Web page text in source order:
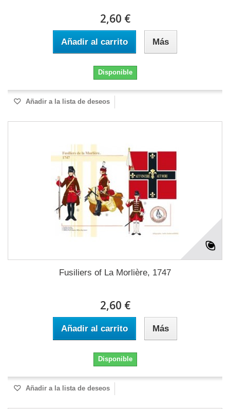
2,60 €
Añadir al carrito Más
Disponible
Añadir a la lista de deseos
Fusiliers of La Morlière, 1747
2,60 €
Añadir al carrito Más
Disponible
Añadir a la lista de deseos